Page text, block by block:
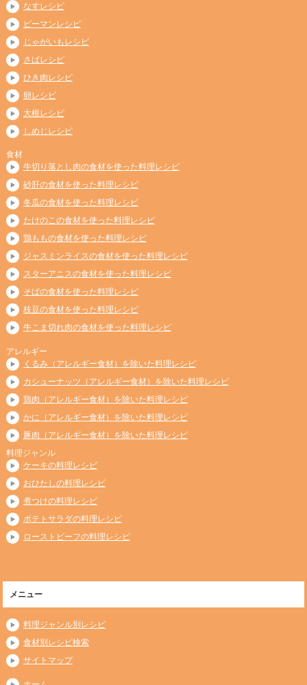
なすレシピ
ピーマンレシピ
じゃがいもレシピ
さばレシピ
ひき肉レシピ
卵レシピ
大根レシピ
しめじレシピ
食材
牛切り落とし肉の食材を使った料理レシピ
砂肝の食材を使った料理レシピ
冬瓜の食材を使った料理レシピ
たけのこの食材を使った料理レシピ
鶏ももの食材を使った料理レシピ
ジャスミンライスの食材を使った料理レシピ
スターアニスの食材を使った料理レシピ
そばの食材を使った料理レシピ
枝豆の食材を使った料理レシピ
牛こま切れ肉の食材を使った料理レシピ
アレルギー
くるみ（アレルギー食材）を除いた料理レシピ
カシューナッツ（アレルギー食材）を除いた料理レシピ
鶏肉（アレルギー食材）を除いた料理レシピ
かに（アレルギー食材）を除いた料理レシピ
豚肉（アレルギー食材）を除いた料理レシピ
料理ジャンル
ケーキの料理レシピ
おひたしの料理レシピ
煮つけの料理レシピ
ポテトサラダの料理レシピ
ローストビーフの料理レシピ
メニュー
料理ジャンル別レシピ
食材別レシピ検索
サイトマップ